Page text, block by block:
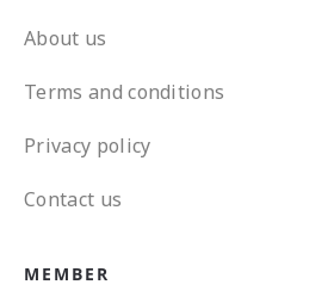
About us
Terms and conditions
Privacy policy
Contact us
MEMBER